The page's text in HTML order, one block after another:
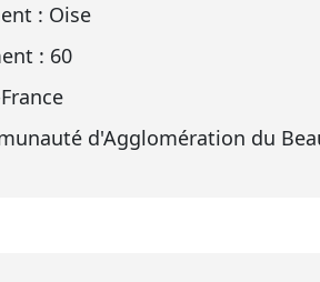
: Oise
: 60
d'Agglomération du